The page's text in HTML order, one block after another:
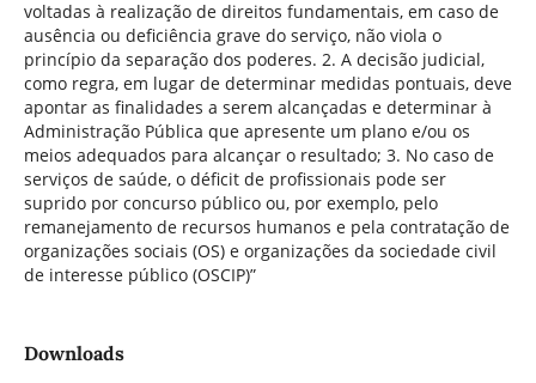
voltadas à realização de direitos fundamentais, em caso de
ausência ou deficiência grave do serviço, não viola o
princípio da separação dos poderes. 2. A decisão judicial,
como regra, em lugar de determinar medidas pontuais, deve
apontar as finalidades a serem alcançadas e determinar à
Administração Pública que apresente um plano e/ou os
meios adequados para alcançar o resultado; 3. No caso de
serviços de saúde, o déficit de profissionais pode ser
suprido por concurso público ou, por exemplo, pelo
remanejamento de recursos humanos e pela contratação de
organizações sociais (OS) e organizações da sociedade civil
de interesse público (OSCIP)”
Downloads